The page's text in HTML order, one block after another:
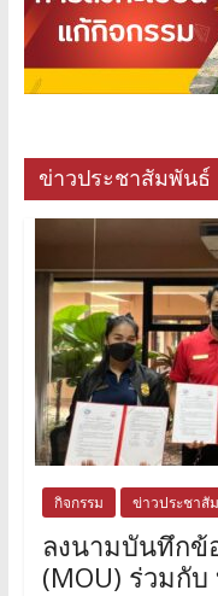
ข่าวประชาสัมพันธ์
กิจกรรม ข่าวประชาสั
ลงนามบันทึกข้
(MOU) ร่วมกั